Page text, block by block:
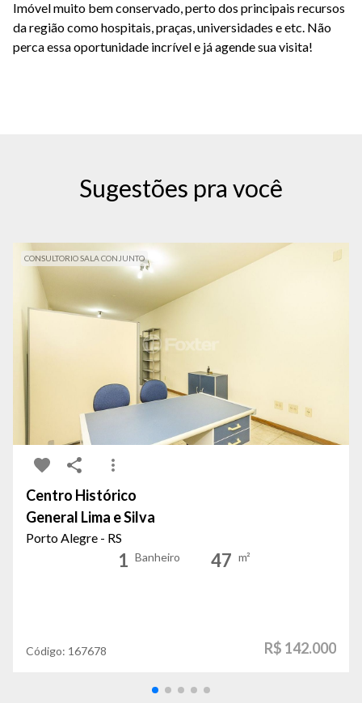
Imóvel muito bem conservado, perto dos principais recursos
da região como hospitais, praças, universidades e etc. Não
perca essa oportunidade incrível e já agende sua visita!
Sugestões pra você
CONSULTORIO SALA CONJUNTO
Centro Histórico
General Lima e Silva
Porto Alegre - RS
1 Banheiro 47 m²
Código: 167678 R$ 142.000